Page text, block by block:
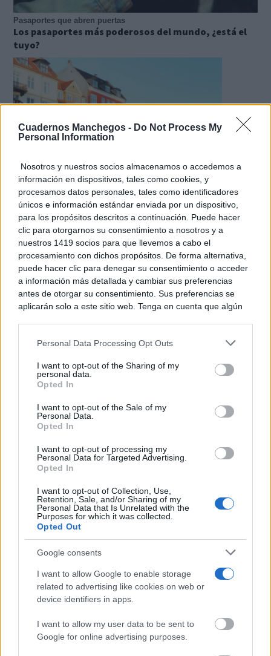
Cuadernos Manchegos - Do Not Process My
Personal Information
Nosotros y nuestros socios almacenamos o accedemos a
información en dispositivos, tales como cookies, y
procesamos datos personales, tales como identificadores
únicos e información estándar enviada por un dispositivo,
para los propósitos descritos a continuación. Puede hacer
clic para otorgarnos su consentimiento a nosotros y a
nuestros 1419 socios para que llevemos a cabo el
procesamiento con dichos propósitos. De forma alternativa,
puede hacer clic para denegar su consentimiento o acceder
a información más detallada y cambiar sus preferencias
antes de otorgar su consentimiento. Sus preferencias se
aplicarán solo a este sitio web. Tenga en cuenta que algún
rechazar tal procesamiento. Puede cambiar sus preferencias
a este sitio y haciendo clic en el botón "Privacidad" en la
parte inferior de la página web.
Please note that this website/app uses one or more Google
services and may gather and store information including but
not limited to your visit or usage behaviour. You may click to
use your data for below specified purposes in below Google
consent section.
Personal Data Processing Opt Outs
I want to opt-out of the Sharing of my
personal data.
Opted In
I want to opt-out of the Sale of my
Personal Data.
Opted In
I want to opt-out of processing my
Personal Data for Targeted Advertising.
Opted In
I want to opt-out of Collection, Use,
Retention, Sale, and/or Sharing of my
Personal Data that Is Unrelated with the
Purposes for which it was collected.
Opted Out
Google consents
I want to allow Google to enable storage
related to advertising like cookies on web or
device identifiers in apps.
I want to allow my user data to be sent to
Google for online advertising purposes.
Pasaportes que abren puertas
Los pasaportes más poderosos del mundo, ¿está el
tuyo?
¿De verdad hacen esto?
Costumbres que rompen todos los esquemas
Estas criaturas existen y parecen sacadas de otro
planeta
No son populares, pero sí extraordinariamente
útiles